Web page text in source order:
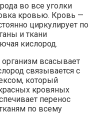
во все уголки
кровью. Кровь —
циркулирует по
и ткани
кислород.
всасывает
связывается с
который
кровяных
перенос
по всему